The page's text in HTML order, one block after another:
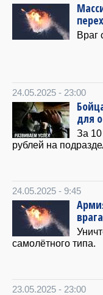
Враг
24.05.2025 - 23:00
для
За 10
рублей на
24.05.2025 - 9:45
самолётного типа.
23.05.2025 - 23:00